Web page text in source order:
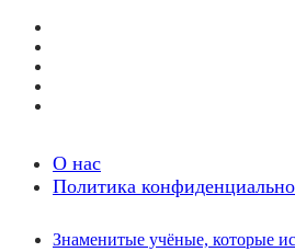
О нас
Политика
Знаменитые учёные, которые